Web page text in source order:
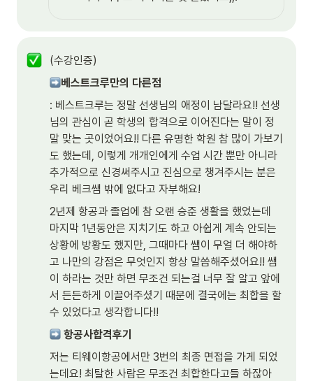
(수강인증)
베스트크루만의 다른점
: 베스트크루는 정말 선생님의 애정이 남달라요!! 선생
님의 관심이 곧 학생의 합격으로 이어진다는 말이 정
말 맞는 곳이었어요!! 다른 유명한 학원 참 많이 가보기
도 했는데, 이렇게 개개인에게 수업 시간 뿐만 아니라
추가적으로 신경써주시고 진심으로 챙겨주시는 분은
우리 베크쌤 밖에 없다고 자부해요!
2년제 항공과 졸업에 참 오랜 승준 생활을 했었는데
마지막 1년동안은 지치기도 하고 아쉽게 계속 안되는
상황에 방황도 했지만, 그때마다 쌤이 무얼 더 해야하
고 나만의 강점은 무엇인지 항상 말씀해주셨어요!! 쌤
이 하라는 것만 하면 무조건 되는걸 너무 잘 알고 앞에
서 든든하게 이끌어주셨기 때문에 결국에는 최합을 할
수 있었다고 생각합니다!!
항공사합격후기
저는 티웨이항공에서만 3번의 최종 면접을 가게 되었
는데요! 최탈한 사람은 무조건 최합한다고들 하잖아